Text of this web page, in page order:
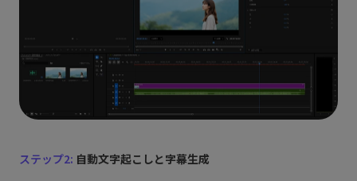
ステップ2: 自動文字起こしと字幕生成